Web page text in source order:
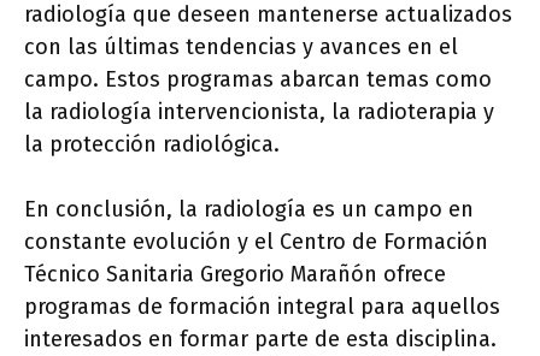
radiología que deseen mantenerse actualizados
con las últimas tendencias y avances en el
campo. Estos programas abarcan temas como
la radiología intervencionista, la radioterapia y
la protección radiológica.
En conclusión, la radiología es un campo en
constante evolución y el Centro de Formación
Técnico Sanitaria Gregorio Marañón ofrece
programas de formación integral para aquellos
interesados en formar parte de esta disciplina.